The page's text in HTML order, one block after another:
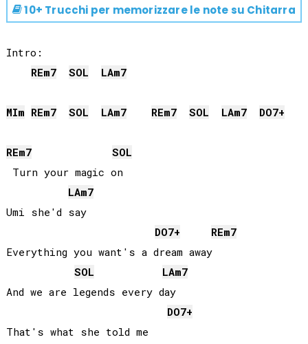
10+ Trucchi per memorizzare le note su Chitarra
Intro:
REm7 SOL LAm7
MIm REm7 SOL LAm7 REm7 SOL LAm7 DO7+
REm7
SOL
Turn your magic on
LAm7
Umi she'd say
DO7+ REm7
Everything you want's a dream away
SOL
LAm7
And we are legends every day
DO7+